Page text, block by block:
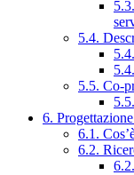
5.4.
5.5. Co-
6.
6.1.
6.2.